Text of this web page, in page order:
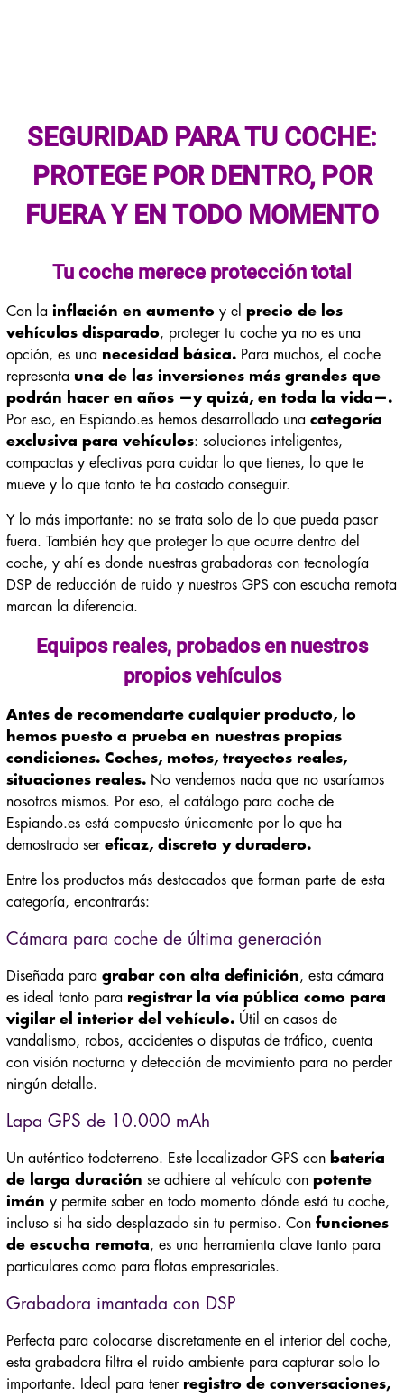
SEGURIDAD PARA TU COCHE:
PROTEGE POR DENTRO, POR
FUERA Y EN TODO MOMENTO
Tu coche merece protección total
Con la inflación en aumentoy el precio de los
vehículos disparado, proteger tu coche ya no es una
opción, es una necesidad básica.Para muchos, el coche
representa una de las inversiones más grandes que
podrán hacer en años —y quizá, en toda la vida—.
Por eso, en Espiando.es hemos desarrollado una categoría
exclusiva para vehículos: soluciones inteligentes,
compactas y efectivas para cuidar lo que tienes, lo que te
mueve y lo que tanto te ha costado conseguir.
Y lo más importante: no se trata solo de lo que pueda pasar
fuera. También hay que proteger lo que ocurre dentro del
coche, y ahí es donde nuestras grabadoras con tecnología
DSP de reducción de ruido y nuestros GPS con escucha remota
marcan la diferencia.
Equipos reales, probados en nuestros
propios vehículos
Antes de recomendarte cualquier producto, lo
hemos puesto a prueba en nuestras propias
condiciones. Coches, motos, trayectos reales,
situaciones reales.No vendemos nada que no usaríamos
nosotros mismos. Por eso, el catálogo para coche de
Espiando.es está compuesto únicamente por lo que ha
demostrado ser eficaz, discreto y duradero.
Entre los productos más destacados que forman parte de esta
categoría, encontrarás:
Cámara para coche de última generación
Diseñada para grabar con alta definición, esta cámara
es ideal tanto para registrar la vía pública como para
vigilar el interior del vehículo.Útil en casos de
vandalismo, robos, accidentes o disputas de tráfico, cuenta
con visión nocturna y detección de movimiento para no perder
ningún detalle.
Lapa GPS de 10.000 mAh
Un auténtico todoterreno. Este localizador GPS con batería
de larga duración se adhiere al vehículo con potente
imán y permite saber en todo momento dónde está tu coche,
incluso si ha sido desplazado sin tu permiso. Con funciones
de escucha remota, es una herramienta clave tanto para
particulares como para flotas empresariales.
Grabadora imantada con DSP
Perfecta para colocarse discretamente en el interior del coche,
esta grabadora filtra el ruido ambiente para capturar solo lo
importante. Ideal para tener registro de conversaciones,